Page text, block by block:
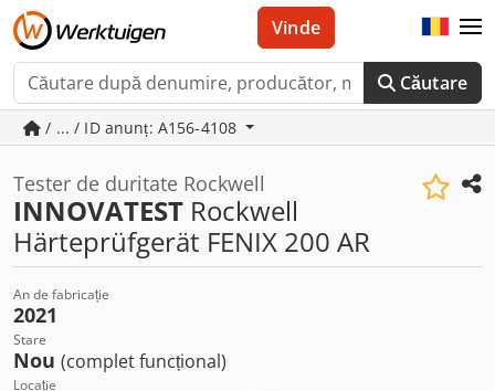
Căutare
Vinde
/ ... / ID anunț: A156-4108
Tester de duritate Rockwell
INNOVATEST Rockwell
Härteprüfgerät FENIX 200 AR
An de fabricație
2021
Stare
Nou (complet funcțional)
Locație